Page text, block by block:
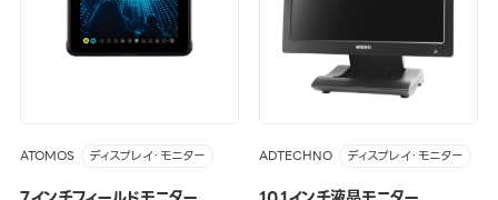
ATOMOS ディスプレイ・モニター ADTECHNO ディスプレイ・モニター